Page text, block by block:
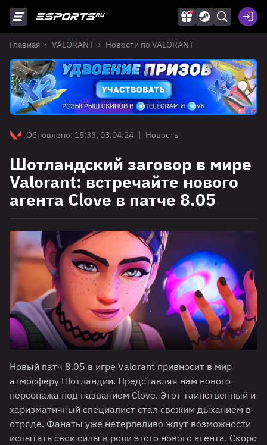
Главная VALORANT Новости по VALORANT
Обновлено: 15:33, 03.04.24 | Новость
Шотландский заговор в мире
Valorant: встречайте нового
агента Clove в патче 8.05
Новый патч 8.05 в игре Valorant привносит в мир
атмосферу Шотландии. Представляя нам нового
персонажа под названием Clove. Этот таинственный и
харизматичный специалист стал свежим дыханием в
отряде. Фанаты уже нетерпеливо ждут возможности
испытать свои силы в роли этого нового агента. Скоро